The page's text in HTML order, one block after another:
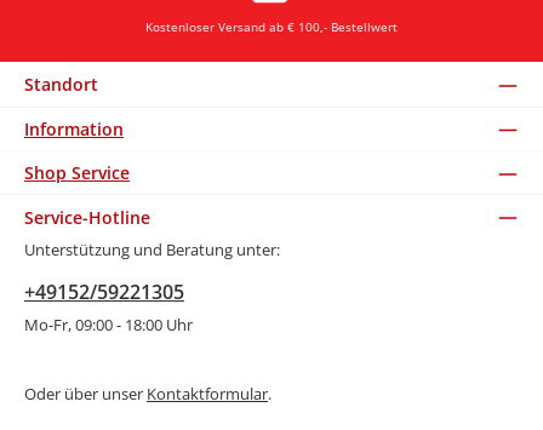
Kostenloser Versand ab € 100,- Bestellwert
Standort
Information
Shop Service
Service-Hotline
Unterstützung und Beratung unter:
+49152/59221305
Mo-Fr, 09:00 - 18:00 Uhr
Oder über unser Kontaktformular.